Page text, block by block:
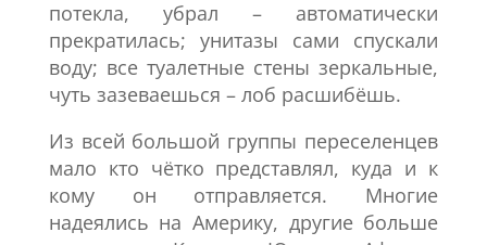
потекла, убрал – автоматически
прекратилась; унитазы сами спускали
воду; все туалетные стены зеркальные,
чуть зазеваешься – лоб расшибёшь.
Из всей большой группы переселенцев
мало кто чётко представлял, куда и к
кому он отправляется. Многие
надеялись на Америку, другие больше